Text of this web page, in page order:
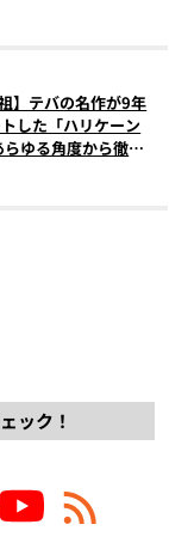
】テバの名作が9年
した「ハリケーン
ゆる角度から徹底
ック！